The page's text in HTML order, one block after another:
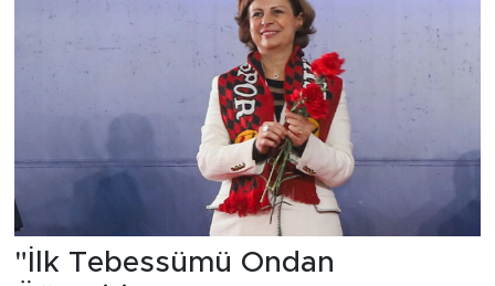
"İlk Tebessümü Ondan